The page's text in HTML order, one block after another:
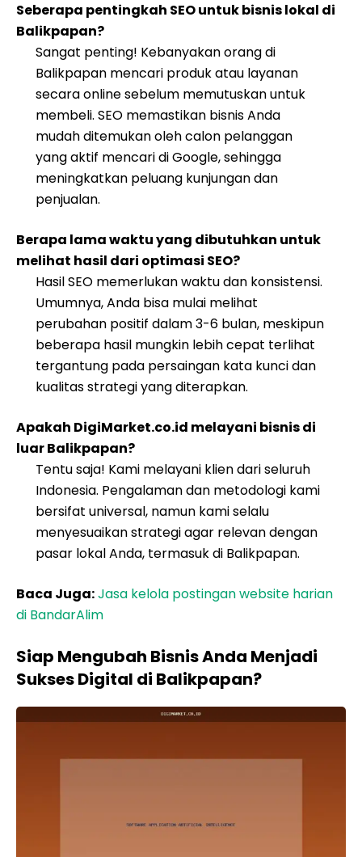
Seberapa pentingkah SEO untuk bisnis lokal di
Balikpapan?
Sangat penting! Kebanyakan orang di
Balikpapan mencari produk atau layanan
secara online sebelum memutuskan untuk
membeli. SEO memastikan bisnis Anda
mudah ditemukan oleh calon pelanggan
yang aktif mencari di Google, sehingga
meningkatkan peluang kunjungan dan
penjualan.
Berapa lama waktu yang dibutuhkan untuk
melihat hasil dari optimasi SEO?
Hasil SEO memerlukan waktu dan konsistensi.
Umumnya, Anda bisa mulai melihat
perubahan positif dalam 3-6 bulan, meskipun
beberapa hasil mungkin lebih cepat terlihat
tergantung pada persaingan kata kunci dan
kualitas strategi yang diterapkan.
Apakah DigiMarket.co.id melayani bisnis di
luar Balikpapan?
Tentu saja! Kami melayani klien dari seluruh
Indonesia. Pengalaman dan metodologi kami
bersifat universal, namun kami selalu
menyesuaikan strategi agar relevan dengan
pasar lokal Anda, termasuk di Balikpapan.
Baca Juga:Jasa kelola postingan website harian
di BandarAlim
Siap Mengubah Bisnis Anda Menjadi
Sukses Digital di Balikpapan?